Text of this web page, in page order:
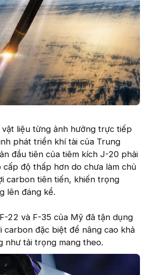
liệu từng ảnh hưởng trực tiếp
phát triển khí tài của Trung
đầu tiên của tiêm kích J-20 phải
cấp độ thấp hơn do chưa làm chủ
carbon tiên tiến, khiến trọng
lên đáng kể.
22 và F-35 của Mỹ đã tận dụng
carbon đặc biệt để nâng cao khả
như tải trọng mang theo.